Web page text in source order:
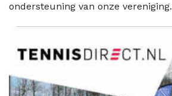
ondersteuning van onze vereniging.